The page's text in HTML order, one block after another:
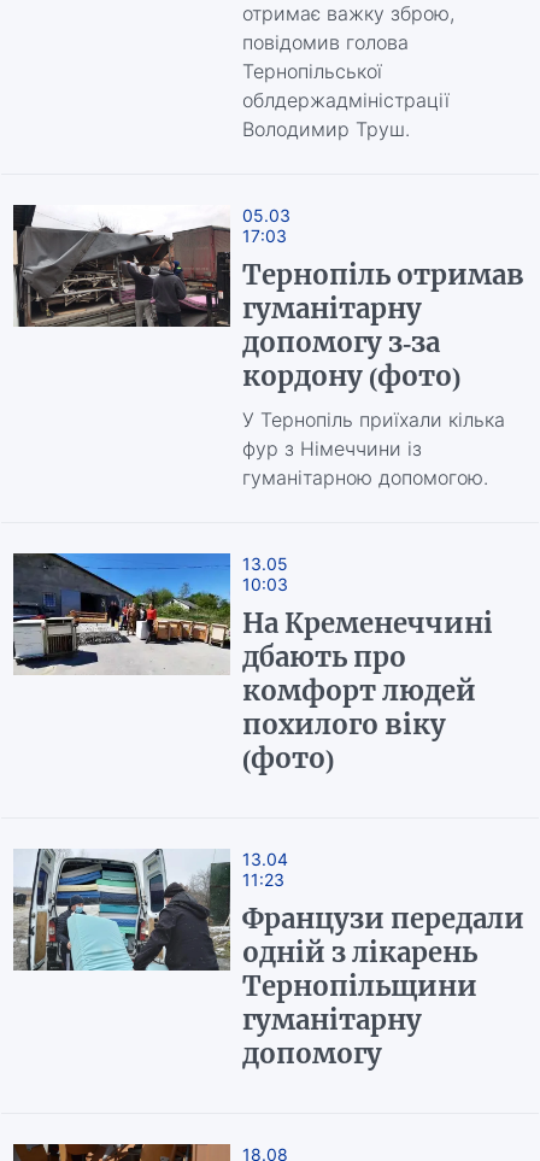
отримає важку зброю,
повідомив голова
Тернопільської
облдержадміністрації
Володимир Труш.
05.03
17:03
Тернопіль отримав
гуманітарну
допомогу з-за
кордону (фото)
У Тернопіль приїхали кілька
фур з Німеччини із
гуманітарною допомогою.
13.05
10:03
На Кременеччині
дбають про
комфорт людей
похилого віку
(фото)
13.04
11:23
Французи передали
одній з лікарень
Тернопільщини
гуманітарну
допомогу
18.08